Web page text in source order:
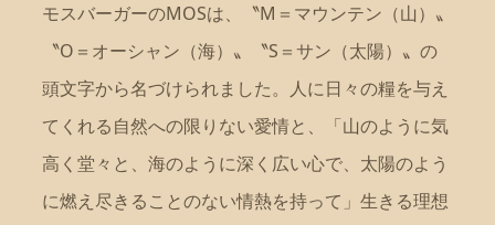
モスバーガーのMOSは、〝M＝マウンテン（山）〟
〝O＝オーシャン（海）〟〝S＝サン（太陽）〟の
頭文字から名づけられました。人に日々の糧を与え
てくれる自然への限りない愛情と、「山のように気
高く堂々と、海のように深く広い心で、太陽のよう
に燃え尽きることのない情熱を持って」生きる理想